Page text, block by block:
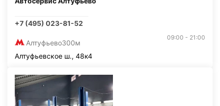
+7 (495) 023-81-52
Алтуфьево300м
09:00 - 21:00
Алтуфьевское ш., 48к4